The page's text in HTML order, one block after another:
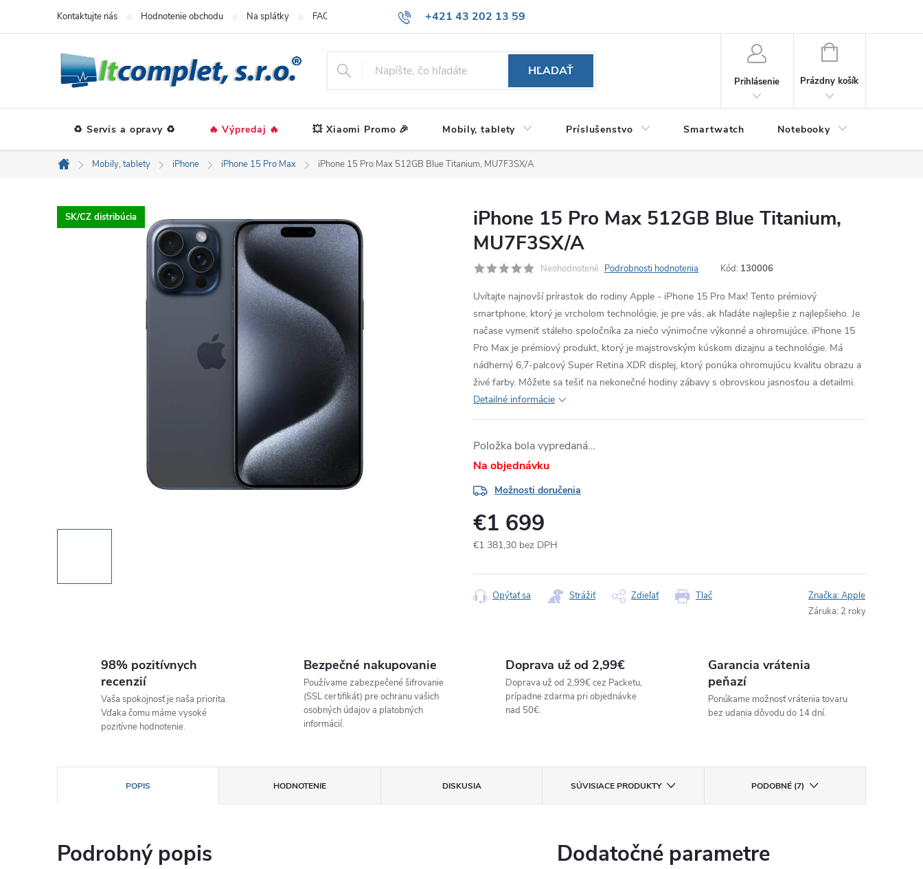
+421 43 202 13 59
Kontaktujte nás Hodnotenie obchodu Na splátky FAQ
HĽADAŤ
Prihlásenie
NÁKUPNÝ
Prázdny košík
♻️ Servis a opravy ♻️ 🔥 Výpredaj 🔥 💥 Xiaomi Promo 🎉 Mobily, tablety Príslušenstvo Smartwatch Notebooky
Domov
Mobily, tablety iPhone iPhone 15 Pro Max iPhone 15 Pro Max 512GB Blue Titanium, MU7F3SX/A
SK/CZ distribúcia
iPhone 15 Pro Max 512GB Blue Titanium,
MU7F3SX/A
Neohodnotené Podrobnosti hodnotenia Kód: 130006
Uvítajte najnovší prírastok do rodiny Apple - iPhone 15 Pro Max! Tento prémiový
smartphone, ktorý je vrcholom technológie, je pre vás, ak hľadáte najlepšie z najlepšieho. Je
načase vymeniť stáleho spoločníka za niečo výnimočne výkonné a ohromujúce. iPhone 15
Pro Max je prémiový produkt, ktorý je majstrovským kúskom dizajnu a technológie. Má
nádherný 6,7-palcový Super Retina XDR displej, ktorý ponúka ohromujúcu kvalitu obrazu a
živé farby. Môžete sa tešiť na nekonečné hodiny zábavy s obrovskou jasnosťou a detailmi.
Detailné informácie
Položka bola vypredaná…
Na objednávku
Možnosti doručenia
€1 699
€1 381,30 bez DPH
cena:
Tlač
Opýtať sa Strážiť Zdieľať Značka:Apple
Záruka: 2 roky
98% pozitívnych
recenzií
Vaša spokojnosť je naša priorita.
Vďaka čomu máme vysoké
pozitívne hodnotenie.
Bezpečné nakupovanie
Používame zabezpečené šifrovanie
(SSL certifikát) pre ochranu vašich
osobných údajov a platobných
informácií.
Doprava už od 2,99€
Doprava už od 2,99€ cez Packetu,
prípadne zdarma pri objednávke
nad 50€.
Garancia vrátenia
peňazí
Ponúkame možnosť vrátenia tovaru
bez udania dôvodu do 14 dní.
POPIS HODNOTENIE DISKUSIA SÚVISIACE PRODUKTY PODOBNÉ (7)
Podrobný popis Dodatočné parametre